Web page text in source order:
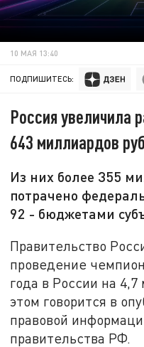
10 МАЯ 13:40
ПОДПИШИТЕСЬ:
Россия увеличила
643 миллиардов
Из них более 355
потрачено
92 - бюджетами
Правительство
проведение
года в России на
этом говорится в
правовой
правительства РФ.